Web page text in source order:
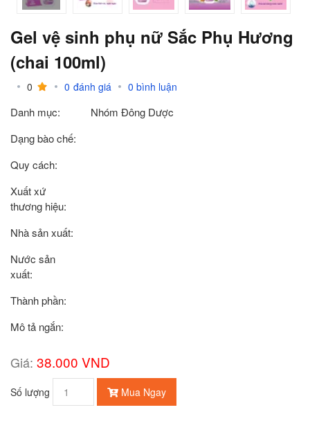
Gel vệ sinh phụ nữ Sắc Phụ Hương
(chai 100ml)
0 0 đánh giá 0 bình luận
Danh mục:
Nhóm Đông Dược
Dạng bào chế:
Quy cách:
Xuất xứ
thương hiệu:
Nhà sản xuất:
Nước sản
xuất:
Thành phần:
Mô tả ngắn:
Giá: 38.000 VND
Số lượng Mua Ngay